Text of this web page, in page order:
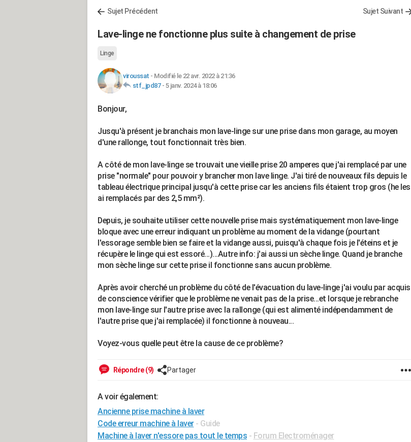
Sujet Précédent Sujet Suivant
Lave-linge ne fonctionne plus suite à changement de prise
Linge
viroussat - Modifié le 22 avr. 2022 à 21:36
stf_jpd87- 5 janv. 2024 à 18:06
Bonjour,
Jusqu'à présent je branchais mon lave-linge sur une prise dans mon garage, au moyen
d'une rallonge, tout fonctionnait très bien.
A côté de mon lave-linge se trouvait une vieille prise 20 amperes que j'ai remplacé par une
prise "normale" pour pouvoir y brancher mon lave linge. J'ai tiré de nouveaux fils depuis le
tableau électrique principal jusqu'à cette prise car les anciens fils étaient trop gros (he les
ai remplacés par des 2,5 mm²).
Depuis, je souhaite utiliser cette nouvelle prise mais systématiquement mon lave-linge
bloque avec une erreur indiquant un problème au moment de la vidange (pourtant
l'essorage semble bien se faire et la vidange aussi, puisqu'à chaque fois je l'éteins et je
récupère le linge qui est essoré...)...Autre info: j'ai aussi un sèche linge. Quand je branche
mon sèche linge sur cette prise il fonctionne sans aucun problème.
Après avoir cherché un problème du côté de l'évacuation du lave-linge j'ai voulu par acquis
de conscience vérifier que le problème ne venait pas de la prise...et lorsque je rebranche
mon lave-linge sur l'autre prise avec la rallonge (qui est alimenté indépendamment de
l'autre prise que j'ai remplacée) il fonctionne à nouveau...
Voyez-vous quelle peut être la cause de ce problème?
Répondre (9) Partager
A voir également:
Ancienne prise machine à laver
Code erreur machine à laver - Guide
Machine à laver n'essore pas tout le temps - Forum Electroménager